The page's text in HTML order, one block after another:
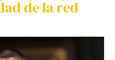
de la red